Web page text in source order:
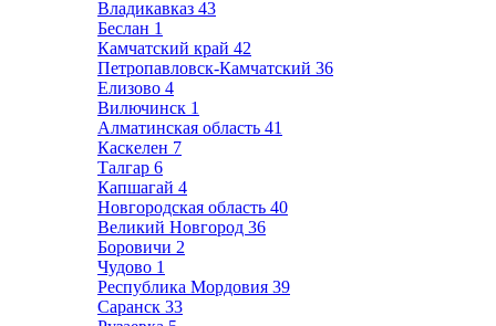
Владикавказ 43
Беслан 1
Камчатский край 42
Петропавловск-Камчатский 36
Елизово 4
Вилючинск 1
Алматинская область 41
Каскелен 7
Талгар 6
Капшагай 4
Новгородская область 40
Великий Новгород 36
Боровичи 2
Чудово 1
Республика Мордовия 39
Саранск 33